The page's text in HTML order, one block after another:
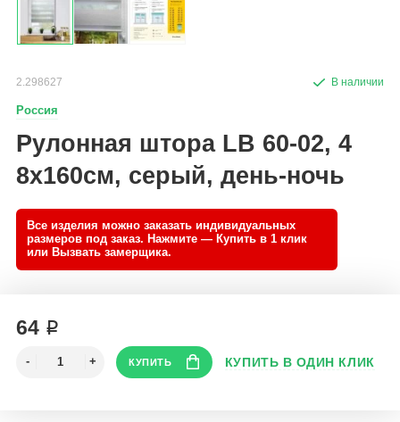
2.298627
Россия
Рулонная штора LB 60-02, 4
8х160см, серый, день-ночь
64 ₽